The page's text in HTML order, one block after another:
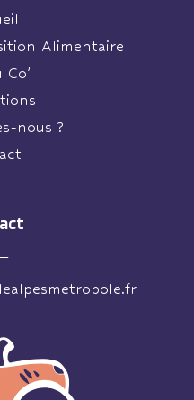
Alimentaire
Co’
nous ?